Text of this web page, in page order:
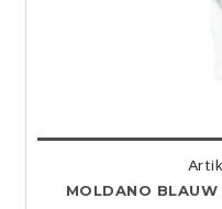
MOLDANO